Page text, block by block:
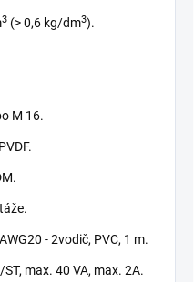
3 (> 0,6 kg/dm3).
M 16.
- 2vodič, PVC, 1 m.
max. 40 VA, max. 2A.